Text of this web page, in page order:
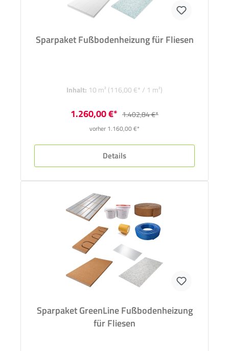
Sparpaket Fußbodenheizung für Fliesen
Inhalt: 10 m² (116,00 €* / 1 m²)
1.260,00 €* 1.402,84 €*
vorher 1.160,00 €*
Details
Sparpaket GreenLine Fußbodenheizung
für Fliesen